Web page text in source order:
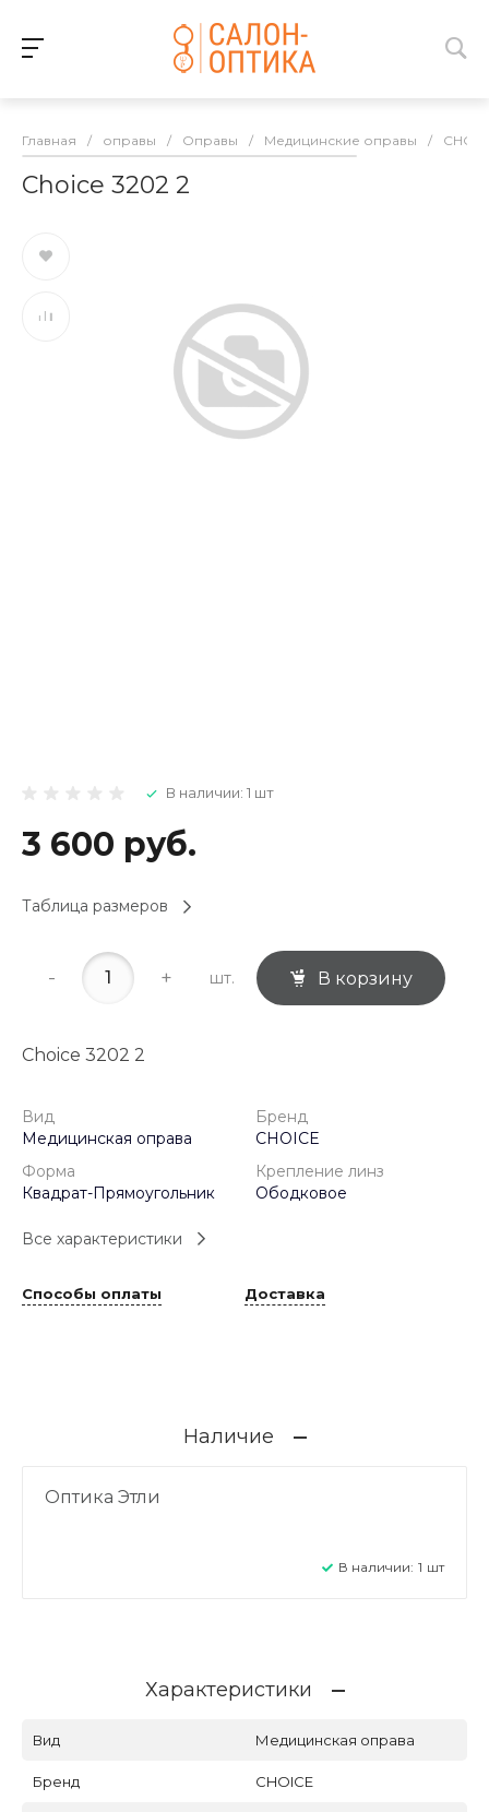
Главная / оправы / Оправы / Медицинские оправы /
Choice 3202 2
В наличии: 1 шт
3 600 руб.
Таблица размеров
- + шт. В корзину
Choice 3202 2
Вид
Медицинская оправа
Бренд
CHOICE
Форма
Квадрат-Прямоугольник
Крепление линз
Ободковое
Все характеристики
Способы оплаты Доставка
Наличие
Оптика Этли
В наличии: 1 шт
Характеристики
Вид Медицинская оправа
Бренд CHOICE